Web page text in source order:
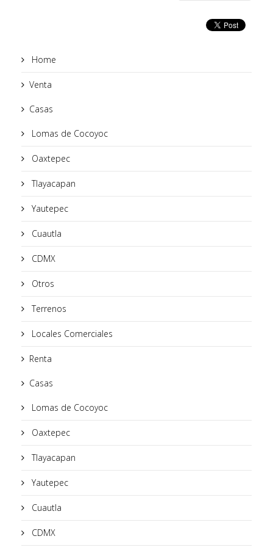
Home
Venta
Casas
Lomas de Cocoyoc
Oaxtepec
Tlayacapan
Yautepec
Cuautla
CDMX
Otros
Terrenos
Locales Comerciales
Renta
Casas
Lomas de Cocoyoc
Oaxtepec
Tlayacapan
Yautepec
Cuautla
CDMX